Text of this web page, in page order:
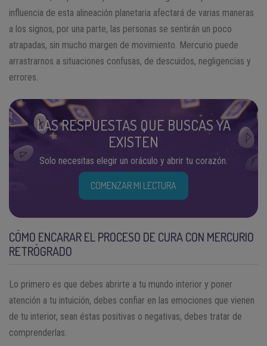
influencia de esta alineación planetaria afectará de varias maneras
a los signos, por una parte, las personas se sentirán un poco
atrapadas, sin mucho margen de movimiento. Mercurio puede
arrastrarnos a situaciones confusas, de descuidos, negligencias y
errores.
LAS RESPUESTAS QUE BUSCAS YA
EXISTEN
Solo necesitas elegir un oráculo y abrir tu corazón.
COMENZAR MI LECTURA
CÓMO ENCARAR EL PROCESO DE CURA CON MERCURIO
RETRÓGRADO
Lo primero es que debes abrirte a tu mundo interior y poner
atención a tu intuición, debes confiar en las emociones que vienen
de tu interior, sean éstas positivas o negativas, debes tratar de
comprenderlas.